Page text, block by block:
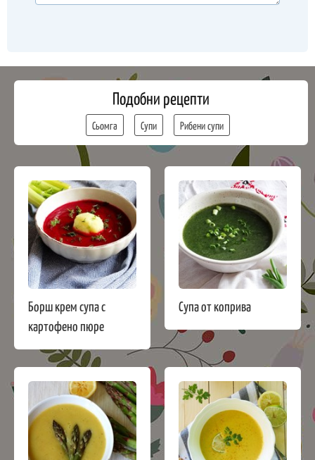
Подобни рецепти
Сьомга Супи Рибени супи
Борш крем супа с
картофено пюре
Супа от коприва